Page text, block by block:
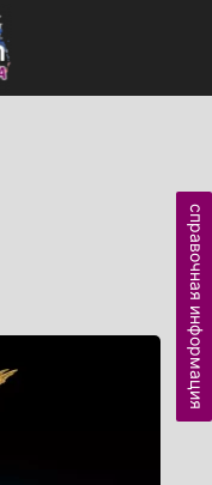
справочная информация